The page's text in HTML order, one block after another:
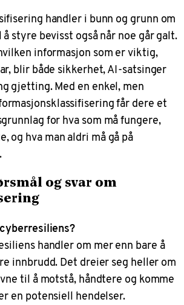
handler i bunn og grunn om
styre bevisst også når noe går galt.
informasjon som er viktig,
blir både sikkerhet, AI-satsinger
gjetting. Med en enkel, men
får dere et
for hva som må fungere,
og hva man aldri må gå på
og svar om
handler om mer enn bare å
innbrudd. Det dreier seg heller om
til å motstå, håndtere og komme
en potensiell hendelser.